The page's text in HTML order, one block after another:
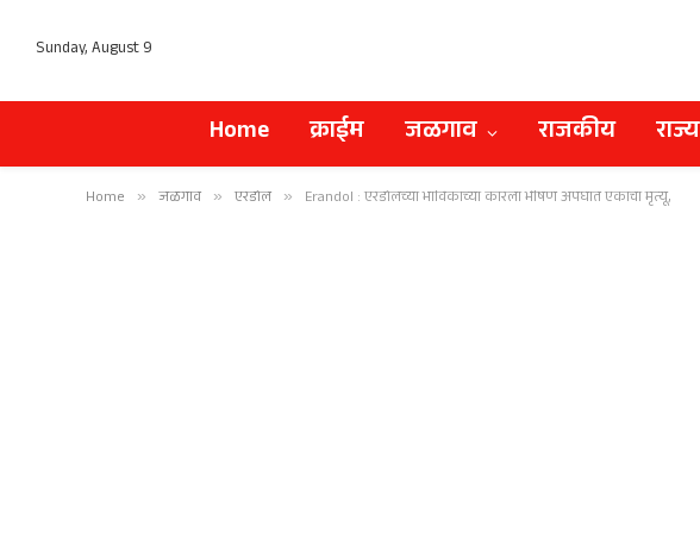
Sunday, August 9
Home क्राईम जळगाव राजकीय राज्य
Home » जळगाव » एरंडोल » Erandol : एरंडोलच्या भाविकांच्या कारला भीषण अपघात एकाचा मृत्यू,